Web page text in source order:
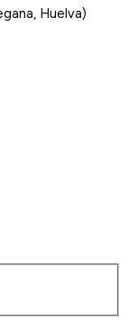
Huelva)